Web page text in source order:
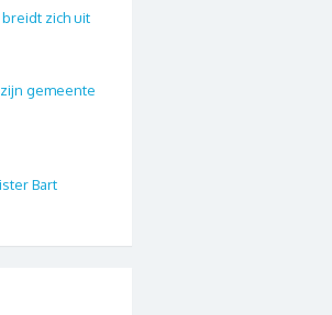
zich uit
gemeente
Bart